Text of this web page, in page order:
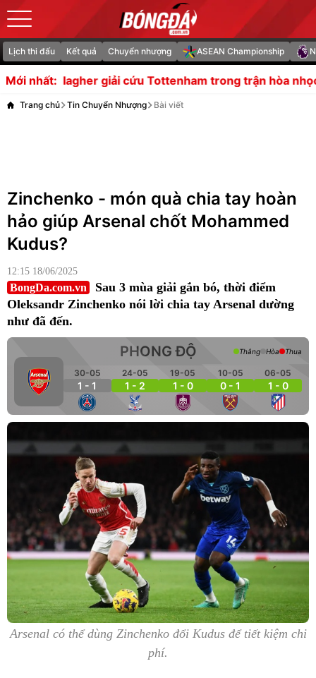
Lịch thi đấu Kết quả Chuyển nhượng ASEAN Championship
Mới nhất:
cứu Tottenham trong trận hòa nhọc trước Getafe
Trang chủ Tin Chuyển Nhượng Bài viết
Zinchenko - món quà chia tay hoàn
hảo giúp Arsenal chốt Mohammed
Kudus?
12:15 18/06/2025
BongDa.com.vn
Sau 3 mùa giải gắn bó, thời điểm
Oleksandr Zinchenko nói lời chia tay Arsenal dường
như đã đến.
PHONG ĐỘ
30-05
1 - 1
24-05
1 - 2
19-05
1 - 0
10-05
0 - 1
06-05
1 - 0
Thắng Hòa Thua
Arsenal có thể dùng Zinchenko đổi Kudus để tiết kiệm chi
phí.